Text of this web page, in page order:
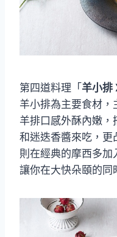
第四道料理「 羊小排
羊小排為主要食材
羊排口感外酥內嫩
和迷迭香醬來吃，更
則在經典的摩西多加
讓你在大快朵頤的同